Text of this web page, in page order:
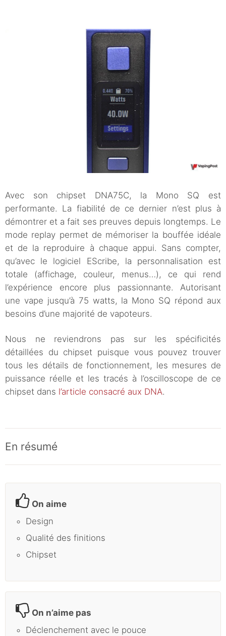
Avec son chipset DNA75C, la Mono SQ est
performante. La fiabilité de ce dernier n’est plus à
démontrer et a fait ses preuves depuis longtemps. Le
mode replay permet de mémoriser la bouffée idéale
et de la reproduire à chaque appui. Sans compter,
qu’avec le logiciel EScribe, la personnalisation est
totale (affichage, couleur, menus…), ce qui rend
l’expérience encore plus passionnante. Autorisant
une vape jusqu’à 75 watts, la Mono SQ répond aux
besoins d’une majorité de vapoteurs.
Nous ne reviendrons pas sur les spécificités
détaillées du chipset puisque vous pouvez trouver
tous les détails de fonctionnement, les mesures de
puissance réelle et les tracés à l’oscilloscope de ce
chipset dans l’article consacré aux DNA.
En résumé
On aime
Design
Qualité des finitions
Chipset
On n’aime pas
Déclenchement avec le pouce